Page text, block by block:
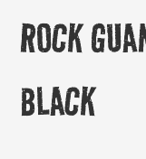
ROCK
BLACK